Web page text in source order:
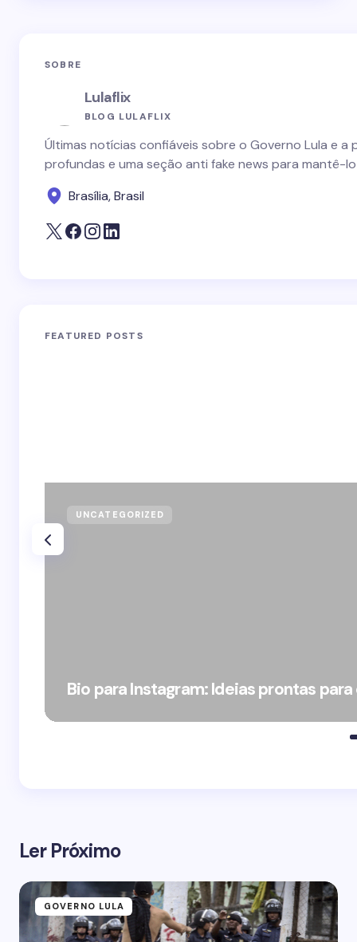
SOBRE
Lulaflix
BLOG LULAFLIX
Últimas notícias confiáveis sobre o Governo Lula e
profundas e uma seção anti fake news para mantê-
Brasília, Brasil
FEATURED POSTS
UNCATEGORIZED
Bio para Instagram: Ideias prontas
Ler Próximo
GOVERNO LULA